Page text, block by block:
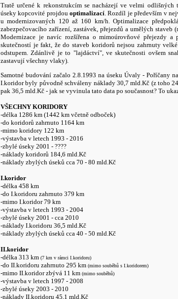
Tratě určené k rekonstrukcím se nacházejí ve velmi
úseky kopcovité projdouoptimalizací. Rozdíl je především v
u modernizovaných 120 až 160 km/h. Optimalizace
zabezpečovacího zařízení, zastávek, přejezdů a umělých
Modernizace je navíc rozšířena o mimoúrovňové přejezdy
skutečností je fakt, že do staveb koridorů nejsou zahrnuty
odstupem. Zdánlivě je to "lajdáctví", ve skutečnosti ovšem
zastavují všechny vlaky).
Samotné budování začalo 2.8.1993 na úseku Úvaly - Poříčany
I.koridor byly původně schváleny náklady 30,7 mld.Kč (z toho
pak 36,5 mld.Kč - jak se vyvinula tato data po současnost? To
VŠECHNY KORIDORY
-délka 1286 km (1442 km včetně odboček)
-do koridorů zahrnuto 1164 km
-mimo koridory 122 km
-výstavba v letech 1993 - 2016
-zbylé úseky 2001 - ????
-náklady koridorů 184,6 mld.Kč
-náklady zbylých úseků cca 70 - 80 mld.Kč
I.koridor
-délka 458 km
-do I.koridoru zahrnuto 379 km
-mimo I.koridor 79 km
-výstavba v letech 1993 - 2004
-zbylé úseky 2001 - cca 2010
-náklady I.koridoru 36,5 mld.Kč
-náklady zbylých úseků cca 40 - 50 mld.Kč
II.koridor
-délka 313 km (7 km v rámci I.koridoru)
-do II.koridoru zahrnuto 295 km (mimo souběhů s I.koridorem)
-mimo II.koridor zbývá 11 km (mimo souběhů)
-výstavba v letech 1997 - 2008
-zbylé úseky 2003 - 2010
-náklady II.koridoru 45,1 mld.Kč